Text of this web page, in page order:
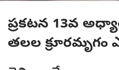
ప్రకటన 13వ
తలల క్రూరమృగం